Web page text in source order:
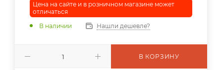
Цена на сайте и в розничном магазине может
отличаться
В наличии
Нашли дешевле?
В КОРЗИНУ